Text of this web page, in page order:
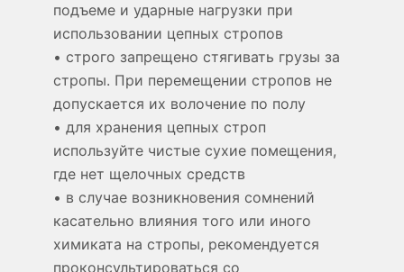
подъеме и ударные нагрузки при
использовании цепных стропов
• строго запрещено стягивать грузы за
стропы. При перемещении стропов не
допускается их волочение по полу
• для хранения цепных строп
используйте чистые сухие помещения,
где нет щелочных средств
• в случае возникновения сомнений
касательно влияния того или иного
химиката на стропы, рекомендуется
проконсультироваться со